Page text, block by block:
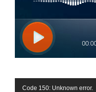
Reproductor
Code 150: Unknown error.